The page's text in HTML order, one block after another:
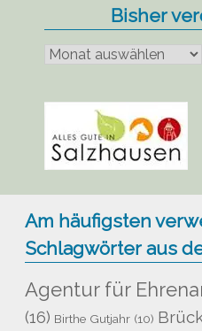
Bisher
veröffentlicht
Am häufigsten
Schlagwörter aus
Agentur für
(16) Birthe Gutjahr (10)